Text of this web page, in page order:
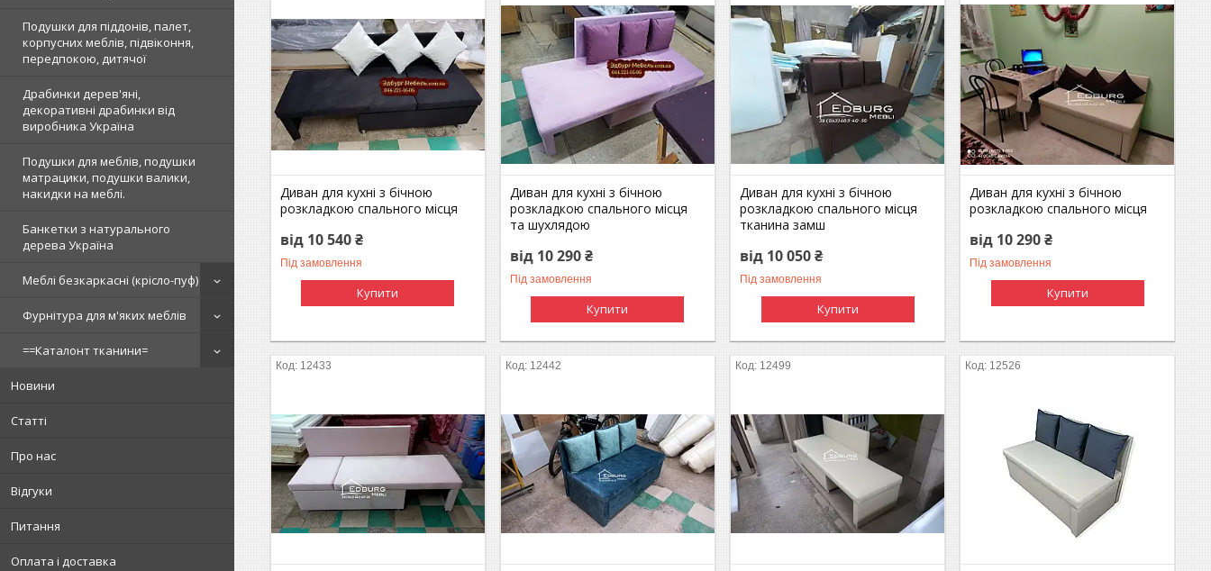
Подушки для піддонів, палет,
корпусних меблів, підвіконня,
передпокою, дитячої
Драбинки дерев'яні,
декоративні драбинки від
виробника Україна
Подушки для меблів, подушки
матрацики, подушки валики,
накидки на меблі.
Банкетки з натурального
дерева Україна
Меблі безкаркасні (крісло-пуф)
Фурнітура для м'яких меблів
==Каталонт тканини=
Новини
Статті
Про нас
Відгуки
Питання
Оплата і доставка
Диван для кухні з бічною
розкладкою спального місця
від 10 540 ₴
Під замовлення
Купити
Диван для кухні з бічною
розкладкою спального місця
та шухлядою
від 10 290 ₴
Під замовлення
Купити
Диван для кухні з бічною
розкладкою спального місця
тканина замш
від 10 050 ₴
Під замовлення
Купити
Диван для кухні з бічною
розкладкою спального місця
від 10 290 ₴
Під замовлення
Купити
12433 12442 12499 12526